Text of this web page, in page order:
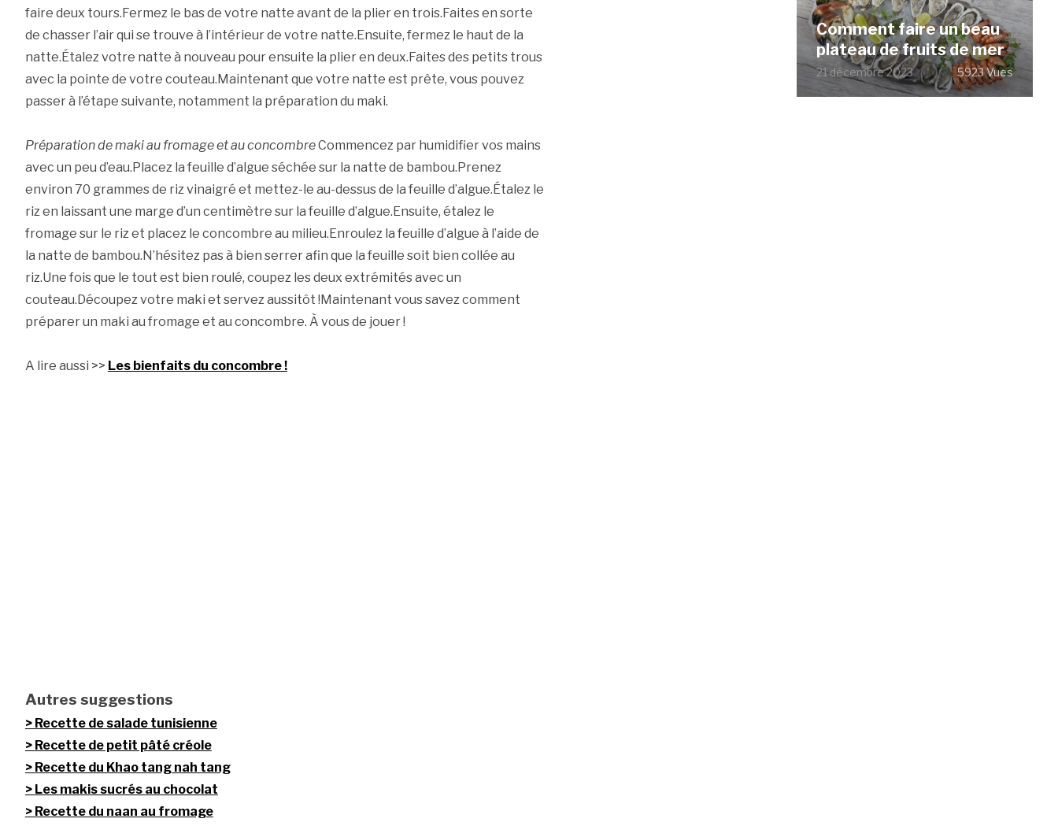
faire deux tours.Fermez le bas de votre natte avant de la plier en trois.Faites en sorte
de chasser l’air qui se trouve à l’intérieur de votre natte.Ensuite, fermez le haut de la
natte.Étalez votre natte à nouveau pour ensuite la plier en deux.Faites des petits trous
avec la pointe de votre couteau.Maintenant que votre natte est prête, vous pouvez
passer à l’étape suivante, notamment la préparation du maki.
Préparation de maki au fromage et au concombreCommencez par humidifier vos mains
avec un peu d’eau.Placez la feuille d’algue séchée sur la natte de bambou.Prenez
environ 70 grammes de riz vinaigré et mettez-le au-dessus de la feuille d’algue.Étalez le
riz en laissant une marge d’un centimètre sur la feuille d’algue.Ensuite, étalez le
fromage sur le riz et placez le concombre au milieu.Enroulez la feuille d’algue à l’aide de
la natte de bambou.N’hésitez pas à bien serrer afin que la feuille soit bien collée au
riz.Une fois que le tout est bien roulé, coupez les deux extrémités avec un
couteau.Découpez votre maki et servez aussitôt !Maintenant vous savez comment
préparer un maki au fromage et au concombre. À vous de jouer !
A lire aussi >> Les bienfaits du concombre !
Autres suggestions
Recette de salade tunisienne
Recette de petit pâté créole
Recette du Khao tang nah tang
Les makis sucrés au chocolat
Recette du naan au fromage
Comment faire un beau
plateau de fruits de mer
21 décembre 2023 5923 Vues